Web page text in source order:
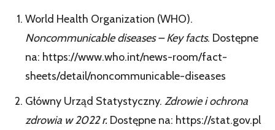
World Health Organization (WHO).
Noncommunicable diseases – Key facts. Dostępne
na: https://www.who.int/news-room/fact-
sheets/detail/noncommunicable-diseases
Główny Urząd Statystyczny. Zdrowie i ochrona
zdrowia w 2022 r. Dostępne na: https://stat.gov.pl